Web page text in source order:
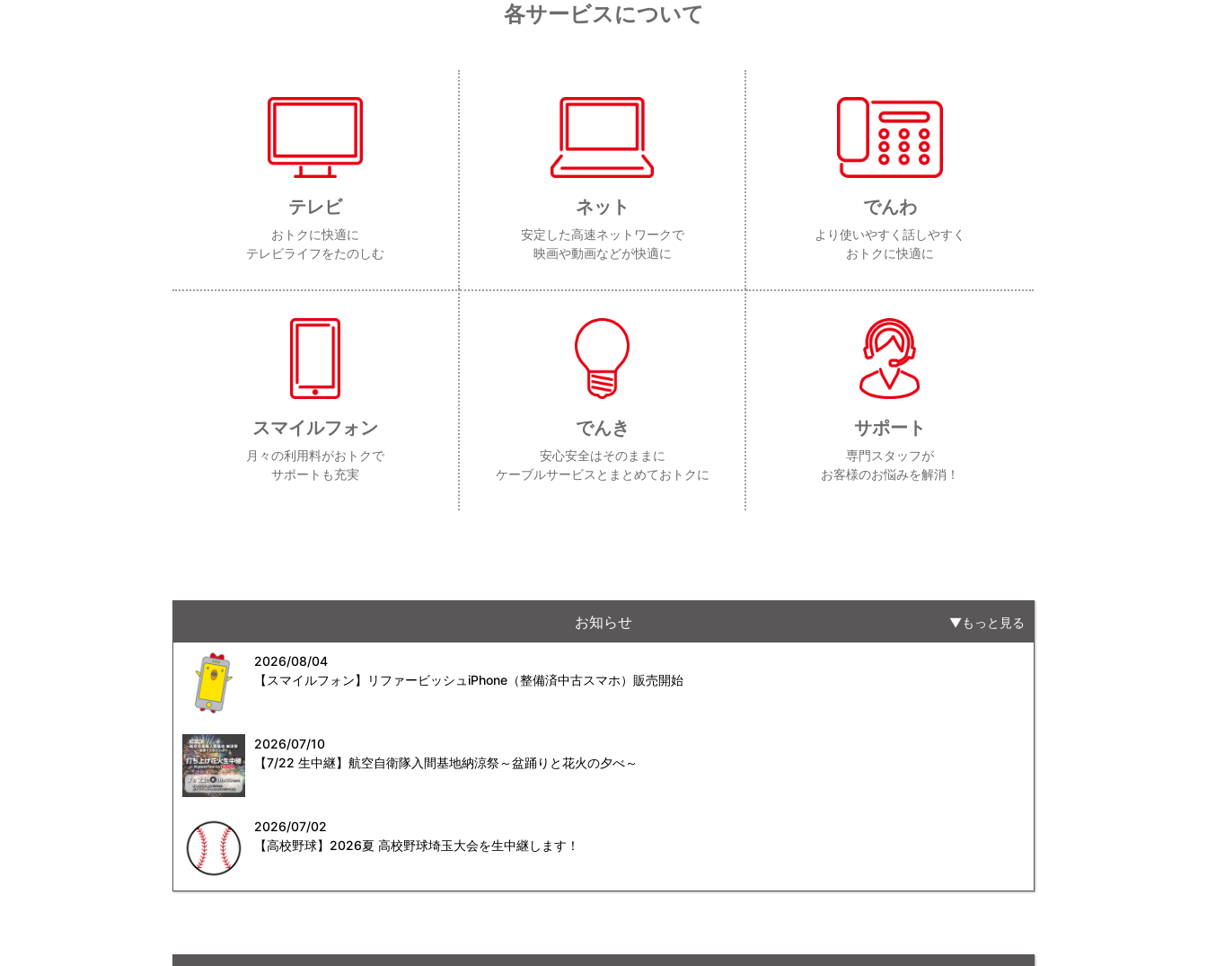
各サービスについて
テレビ
おトクに快適に
テレビライフをたのしむ
ネット
安定した高速ネットワークで
映画や動画などが快適に
でんわ
より使いやすく話しやすく
おトクに快適に
スマイルフォン
月々の利用料がおトクで
サポートも充実
でんき
安心安全はそのままに
ケーブルサービスとまとめておトクに
サポート
専門スタッフが
お客様のお悩みを解消！
お知らせ もっと見る
2026/08/04
【スマイルフォン】リファービッシュiPhone（整備済中古スマホ）販売開始
2026/07/10
【7/22 生中継】航空自衛隊入間基地納涼祭～盆踊りと花火の夕べ～
2026/07/02
【高校野球】2026夏 高校野球埼玉大会を生中継します！